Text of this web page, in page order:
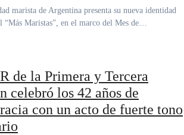
“Más Maristas”, en el marco del Mes de…
de la Primera y Tercera
celebró los 42 años de
con un acto de fuerte tono